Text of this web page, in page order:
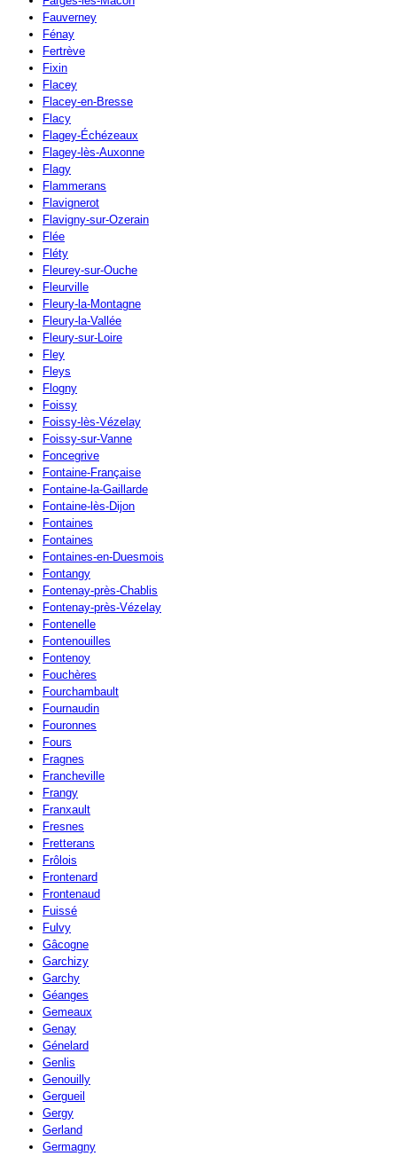
Fauverney
Fénay
Fertrève
Fixin
Flacey
Flacey-en-Bresse
Flacy
Flagey-Échézeaux
Flagey-lès-Auxonne
Flagy
Flammerans
Flavignerot
Flavigny-sur-Ozerain
Flée
Fléty
Fleurey-sur-Ouche
Fleurville
Fleury-la-Montagne
Fleury-la-Vallée
Fleury-sur-Loire
Fley
Fleys
Flogny
Foissy
Foissy-lès-Vézelay
Foissy-sur-Vanne
Foncegrive
Fontaine-Française
Fontaine-la-Gaillarde
Fontaine-lès-Dijon
Fontaines
Fontaines
Fontaines-en-Duesmois
Fontangy
Fontenay-près-Chablis
Fontenay-près-Vézelay
Fontenelle
Fontenouilles
Fontenoy
Fouchères
Fourchambault
Fournaudin
Fouronnes
Fours
Fragnes
Francheville
Frangy
Franxault
Fresnes
Fretterans
Frôlois
Frontenard
Frontenaud
Fuissé
Fulvy
Gâcogne
Garchizy
Garchy
Géanges
Gemeaux
Genay
Génelard
Genlis
Genouilly
Gergueil
Gergy
Gerland
Germagny